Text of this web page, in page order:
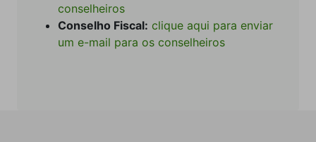
conselheiros
Conselho Fiscal: clique aqui para enviar
um e-mail para os conselheiros